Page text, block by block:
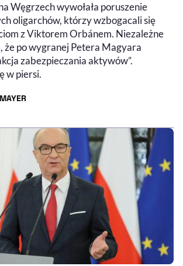
Węgrzech wywołała poruszenie
oligarchów, którzy wzbogacali się
z Viktorem Orbánem. Niezależne
że po wygranej Petera Magyara
zabezpieczania aktywów”.
w piersi.
- PROFIL